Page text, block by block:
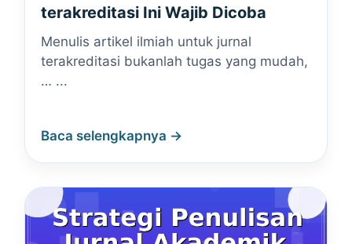
terakreditasi Ini Wajib Dicoba
Menulis artikel ilmiah untuk jurnal
terakreditasi bukanlah tugas yang mudah,
… ...
Baca selengkapnya →